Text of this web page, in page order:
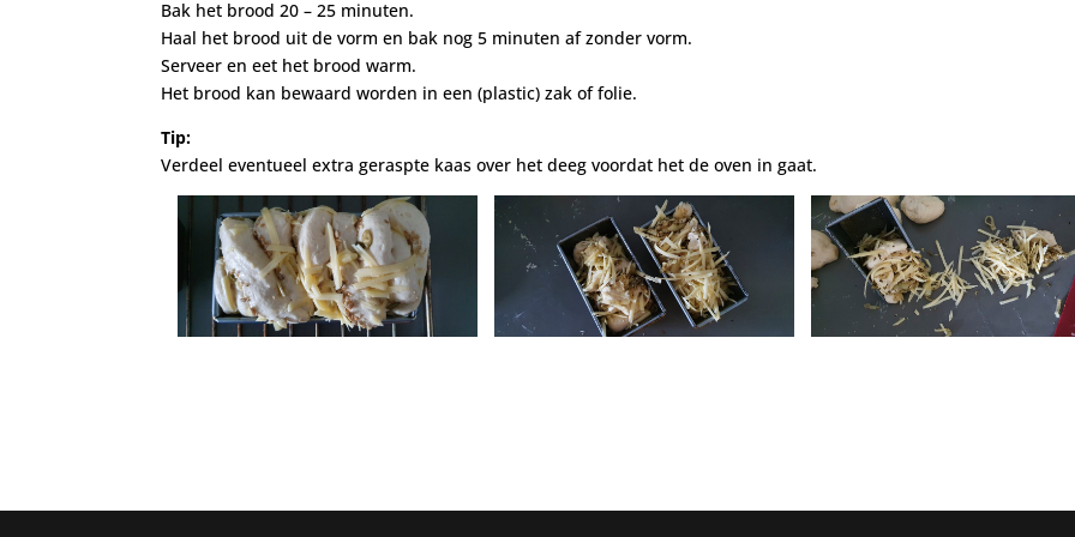
Bak het brood 20 – 25 minuten.
Haal het brood uit de vorm en bak nog 5 minuten af zonder vorm.
Serveer en eet het brood warm.
Het brood kan bewaard worden in een (plastic) zak of folie.
Tip:
Verdeel eventueel extra geraspte kaas over het deeg voordat het de oven in gaat.